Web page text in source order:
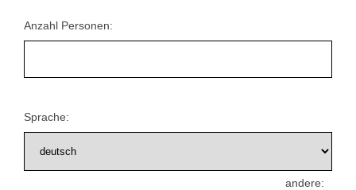
Anzahl Personen:
Sprache:
andere: